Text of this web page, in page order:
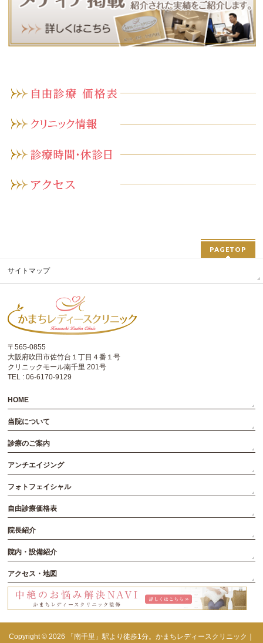
PAGETOP
サイトマップ
〒565-0855
大阪府吹田市佐竹台１丁目４番１号
クリニックモール南千里 201号
TEL : 06-6170-9129
HOME
当院について
診療のご案内
アンチエイジング
フォトフェイシャル
自由診療価格表
院長紹介
院内・設備紹介
アクセス・地図
Copyright © 2026 「南千里」駅より徒歩1分。かまちレディースクリニック｜